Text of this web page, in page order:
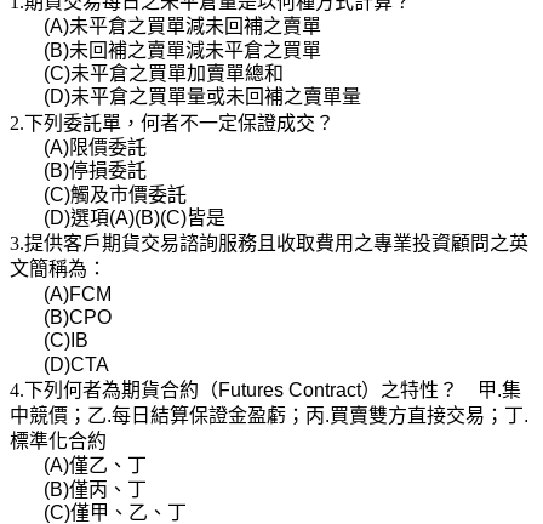
(A)未平倉之買單減未回補之賣單
(B)未回補之賣單減未平倉之買單
(C)未平倉之買單加賣單總和
(D)未平倉之買單量或未回補之賣單量
2.下列委託單，何者不一定保證成交？
(A)限價委託
(B)停損委託
(C)觸及市價委託
(D)選項(A)(B)(C)皆是
3.提供客戶期貨交易諮詢服務且收取費用之專業投資顧問之英
文簡稱為：
(A)FCM
(B)CPO
(C)IB
(D)CTA
4.下列何者為期貨合約（Futures Contract）之特性？ 甲.集
中競價；乙.每日結算保證金盈虧；丙.買賣雙方直接交易；丁.
標準化合約
(A)僅乙、丁
(B)僅丙、丁
(C)僅甲、乙、丁